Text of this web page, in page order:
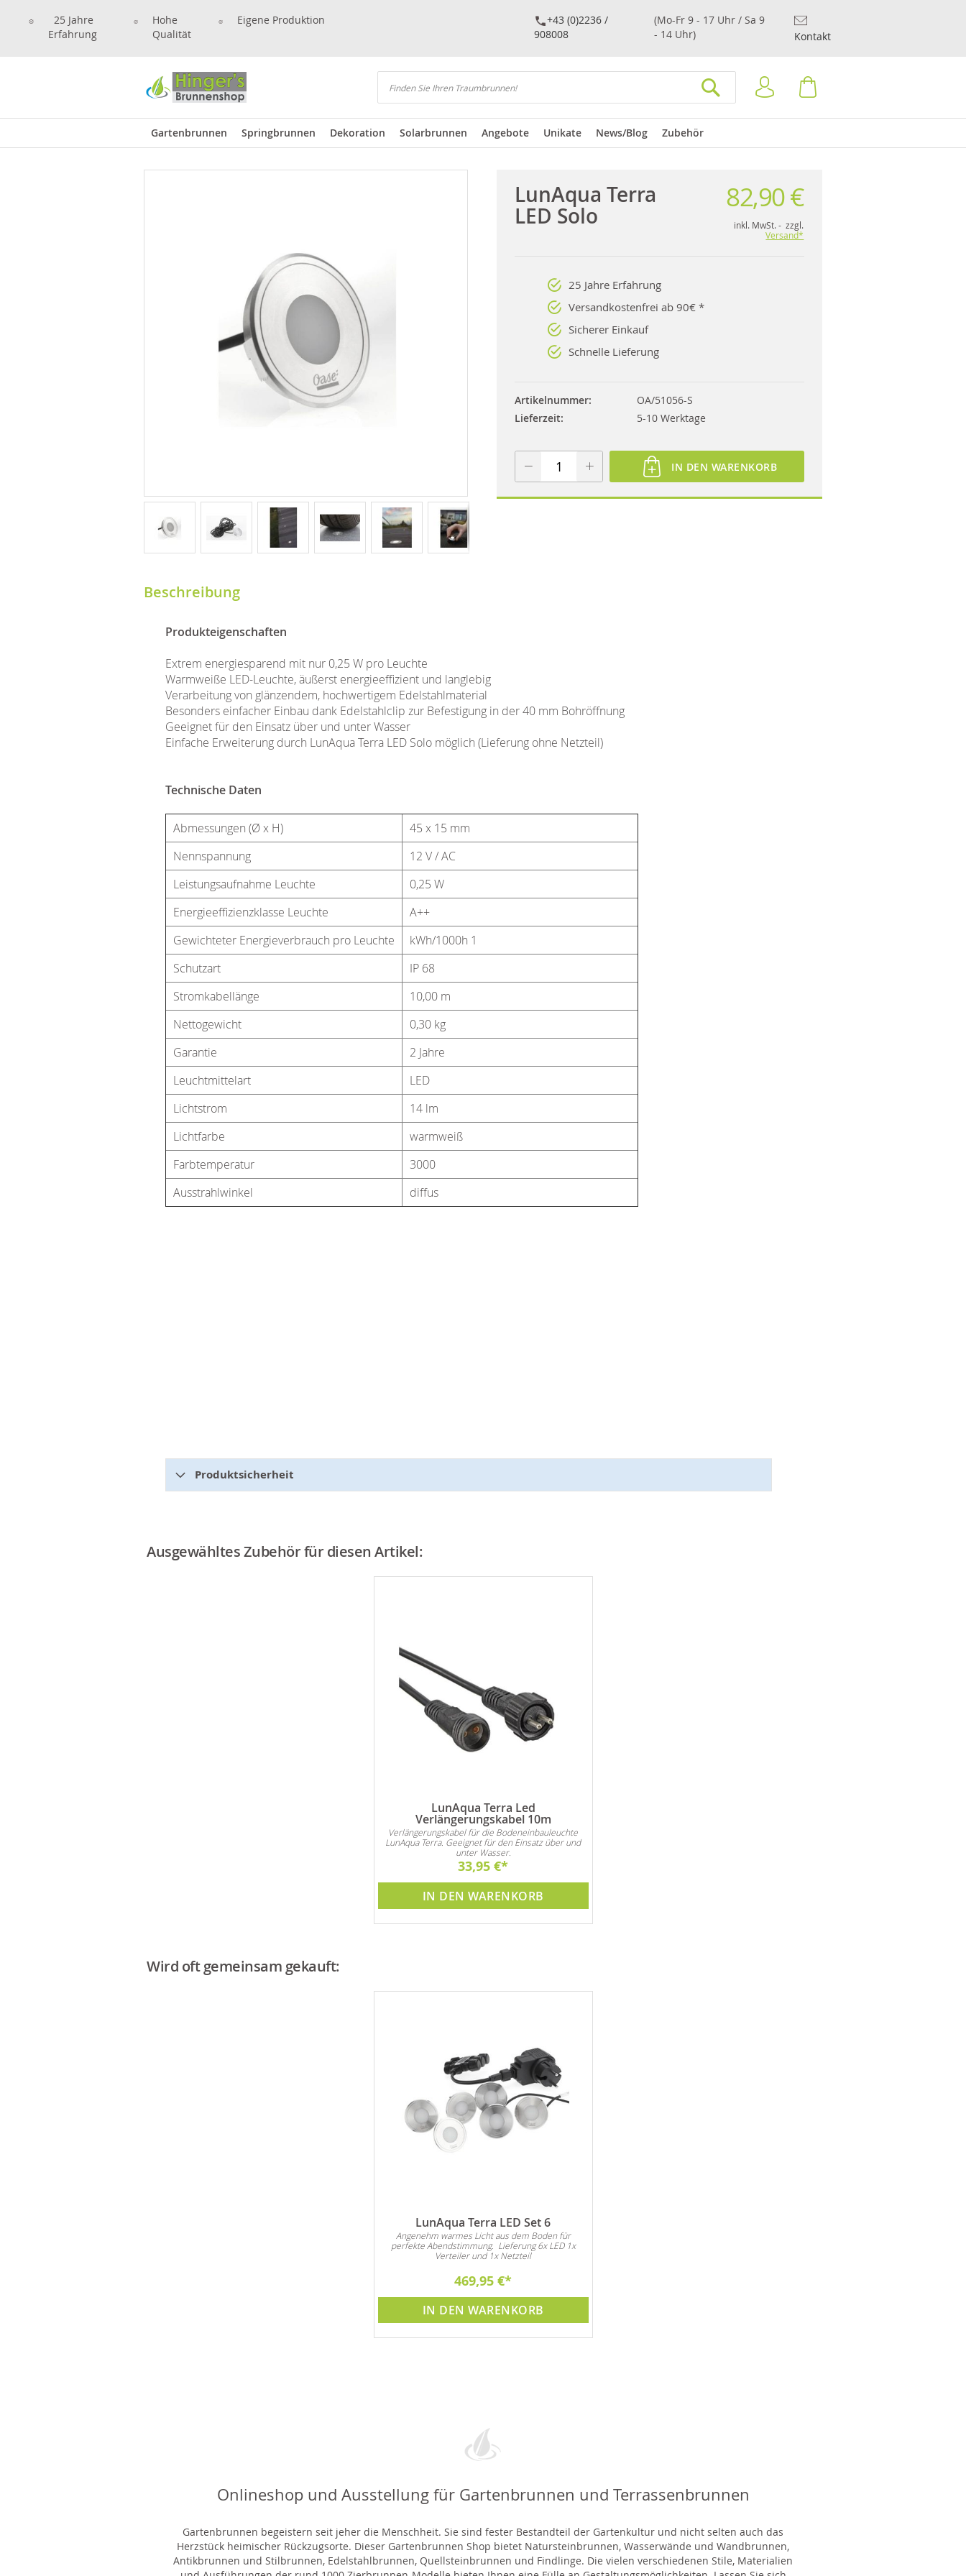
25 Jahre
Erfahrung
Hohe
Qualität
Eigene Produktion
+43 (0)2236 /
908008
(Mo-Fr 9 - 17 Uhr / Sa 9
- 14 Uhr)
Kontakt
Suchen
Anmelden
Gartenbrunnen Springbrunnen Dekoration Solarbrunnen Angebote Unikate News/Blog Zubehör
LunAqua Terra
LED Solo
82,90 €
inkl. MwSt. - zzgl.
Versand*
25 Jahre Erfahrung
Versandkostenfrei ab 90€ *
Sicherer Einkauf
Schnelle Lieferung
Artikelnummer
OA/51056-S
Lieferzeit
5-10 Werktage
IN DEN WARENKORB
Beschreibung
Produkteigenschaften
Extrem energiesparend mit nur 0,25 W pro Leuchte
Warmweiße LED-Leuchte, äußerst energieeffizient und langlebig
Verarbeitung von glänzendem, hochwertigem Edelstahlmaterial
Besonders einfacher Einbau dank Edelstahlclip zur Befestigung in der 40 mm Bohröffnung
Geeignet für den Einsatz über und unter Wasser
Einfache Erweiterung durch LunAqua Terra LED Solo möglich (Lieferung ohne Netzteil)
Technische Daten
Abmessungen (Ø x H)
45 x 15 mm
Nennspannung
12 V / AC
Leistungsaufnahme Leuchte
0,25 W
Energieeffizienzklasse Leuchte
A++
Gewichteter Energieverbrauch pro Leuchte
kWh/1000h 1
Schutzart
IP 68
Stromkabellänge
10,00 m
Nettogewicht
0,30 kg
Garantie
2 Jahre
Leuchtmittelart
LED
Lichtstrom
14 lm
Lichtfarbe
warmweiß
Farbtemperatur
3000
Ausstrahlwinkel
diffus
Produktsicherheit
Ausgewähltes Zubehör für diesen Artikel:
LunAqua Terra Led
Verlängerungskabel 10m
Verlängerungskabel für die Bodeneinbauleuchte
LunAqua Terra. Geeignet für den Einsatz über und
unter Wasser.
33,95 €
IN DEN WARENKORB
Wird oft gemeinsam gekauft:
LunAqua Terra LED Set 6
Angenehm warmes Licht aus dem Boden für
perfekte Abendstimmung. Lieferung 6x LED 1x
Verteiler und 1x Netzteil
469,95 €
IN DEN WARENKORB
Onlineshop und Ausstellung für Gartenbrunnen und Terrassenbrunnen
Gartenbrunnen begeistern seit jeher die Menschheit. Sie sind fester Bestandteil der Gartenkultur und nicht selten auch das
Herzstück heimischer Rückzugsorte. Dieser Gartenbrunnen Shop bietet Natursteinbrunnen, Wasserwände und Wandbrunnen,
Antikbrunnen und Stilbrunnen, Edelstahlbrunnen, Quellsteinbrunnen und Findlinge. Die vielen verschiedenen Stile, Materialien